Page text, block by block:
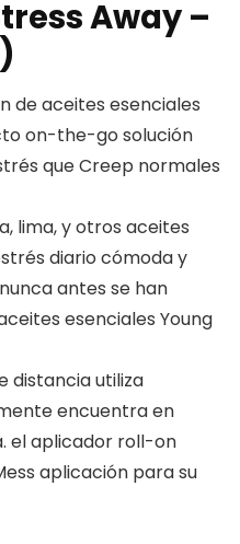
Away –
de aceites esenciales
on-the-go solución
que Creep normales
lima, y otros aceites
diario cómoda y
antes se han
esenciales Young
distancia utiliza
encuentra en
el aplicador roll-on
aplicación para su